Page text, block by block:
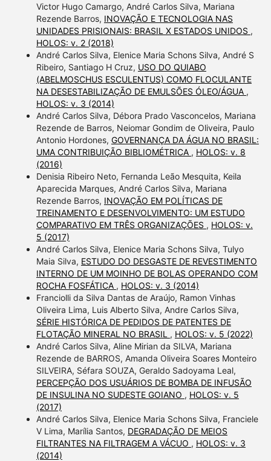
Victor Hugo Camargo, André Carlos Silva, Mariana
Rezende Barros, INOVAÇÃO E TECNOLOGIA NAS
UNIDADES PRISIONAIS: BRASIL X ESTADOS UNIDOS ,
HOLOS: v. 2 (2018)
André Carlos Silva, Elenice Maria Schons Silva, André S
Ribeiro, Santiago H Cruz, USO DO QUIABO
(ABELMOSCHUS ESCULENTUS) COMO FLOCULANTE
NA DESESTABILIZAÇÃO DE EMULSÕES ÓLEO/ÁGUA ,
HOLOS: v. 3 (2014)
André Carlos Silva, Débora Prado Vasconcelos, Mariana
Rezende de Barros, Neiomar Gondim de Oliveira, Paulo
Antonio Hordones, GOVERNANÇA DA ÁGUA NO BRASIL:
UMA CONTRIBUIÇÃO BIBLIOMÉTRICA , HOLOS: v. 8
(2016)
Denisia Ribeiro Neto, Fernanda Leão Mesquita, Keila
Aparecida Marques, André Carlos Silva, Mariana
Rezende Barros, INOVAÇÃO EM POLÍTICAS DE
TREINAMENTO E DESENVOLVIMENTO: UM ESTUDO
COMPARATIVO EM TRÊS ORGANIZAÇÕES , HOLOS: v.
5 (2017)
André Carlos Silva, Elenice Maria Schons Silva, Tulyo
Maia Silva, ESTUDO DO DESGASTE DE REVESTIMENTO
INTERNO DE UM MOINHO DE BOLAS OPERANDO COM
ROCHA FOSFÁTICA , HOLOS: v. 3 (2014)
Franciolli da Silva Dantas de Araújo, Ramon Vinhas
Oliveira Lima, Luis Alberto Silva, Andre Carlos Silva,
SÉRIE HISTÓRICA DE PEDIDOS DE PATENTES DE
FLOTAÇÃO MINERAL NO BRASIL , HOLOS: v. 5 (2022)
André Carlos Silva, Aline Mirian da SILVA, Mariana
Rezende de BARROS, Amanda Oliveira Soares Monteiro
SILVEIRA, Séfara SOUZA, Geraldo Sadoyama Leal,
PERCEPÇÃO DOS USUÁRIOS DE BOMBA DE INFUSÃO
DE INSULINA NO SUDESTE GOIANO , HOLOS: v. 5
(2017)
André Carlos Silva, Elenice Maria Schons Silva, Franciele
V Lima, Marília Santos, DEGRADAÇÃO DE MEIOS
FILTRANTES NA FILTRAGEM A VÁCUO , HOLOS: v. 3
(2014)